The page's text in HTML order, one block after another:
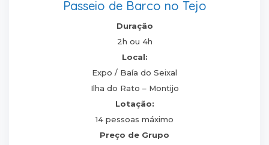
Passeio de Barco no Tejo
Duração
2h ou 4h
Local:
Expo / Baía do Seixal
Ilha do Rato – Montijo
Lotação:
14 pessoas máximo
Preço de Grupo